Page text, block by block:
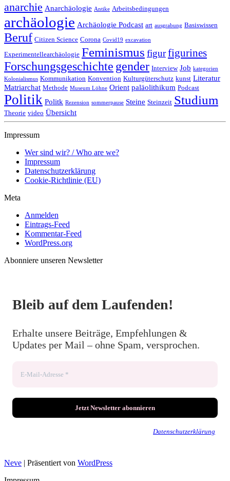
anarchie Anarchäologie Antike Arbeitsbedingungen
archäologie Archäologie Podcast art ausgrabung Basiswissen
Beruf Citizen Science Corona Covid19 excavation
Experimentellearchäologie Feminismus figurfigurines
Forschungsgeschichte gender Interview Job kategorien
Kolonialismus Kommunikation Konvention Kulturgüterschutz kunst Literatur
Matriarchat Methode Museum Löhne Orient paläolithikum Podcast
Politik Politk Rezension sommerpause Steine Steinzeit Studium
Theorie video Übersicht
Impressum
Wer sind wir? / Who are we?
Impressum
Datenschutzerklärung
Cookie-Richtlinie (EU)
Meta
Anmelden
Eintrags-Feed
Kommentar-Feed
WordPress.org
Abonniere unseren Newsletter
Bleib auf dem Laufenden!
Erhalte unsere Beiträge, Empfehlungen &
Updates per Mail – ohne Spam, versprochen.
Datenschutzerklärung
Neve | Präsentiert von WordPress